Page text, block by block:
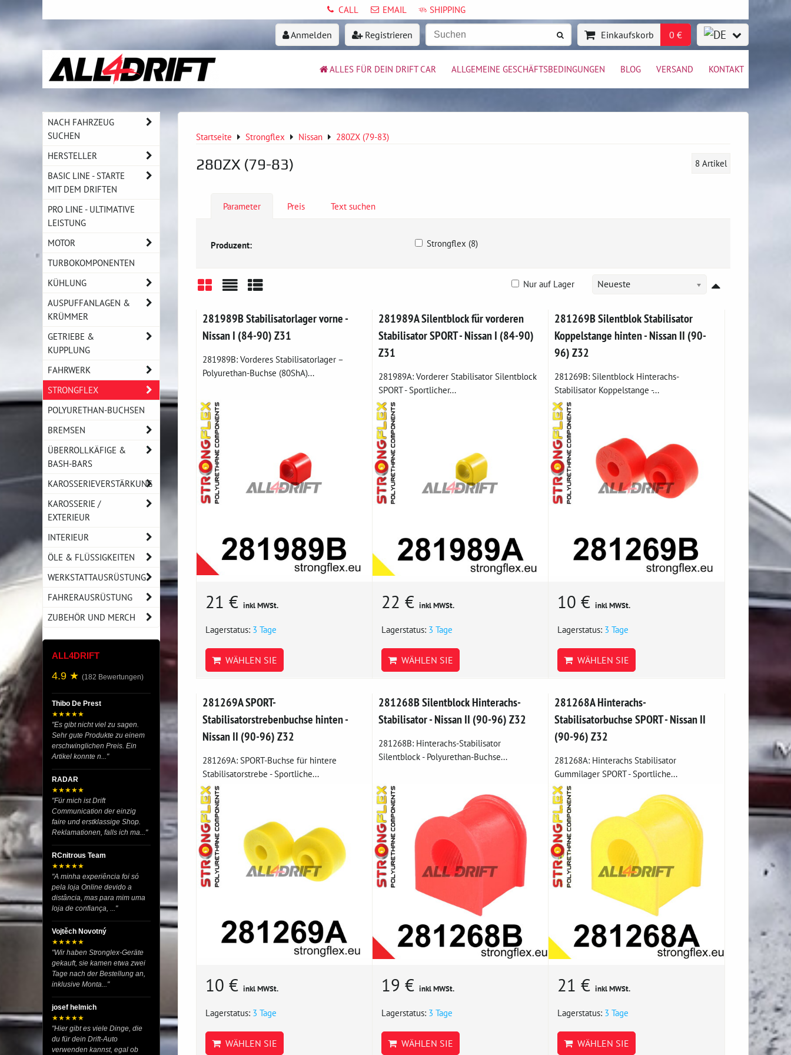
CALL EMAIL SHIPPING
Anmelden Registrieren Einkaufskorb 0 €
ALLES FÜR DEIN DRIFT CAR ALLGEMEINE GESCHÄFTSBEDINGUNGEN BLOG VERSAND KONTAKT
Startseite Strongflex Nissan 280ZX (79-83)
280ZX (79-83) 8 Artikel
Parameter Preis Text suchen
Produzent: Strongflex (8)
Neueste
Nur auf Lager
281989B Stabilisatorlager vorne -
Nissan I (84-90) Z31
281989B: Vorderes Stabilisatorlager –
Polyurethan-Buchse (80ShA)...
21 € inkl MWSt.
Lagerstatus: 3 Tage
WÄHLEN SIE
281989A Silentblock für vorderen
Stabilisator SPORT - Nissan I (84-90)
Z31
281989A: Vorderer Stabilisator Silentblock
SPORT - Sportlicher...
22 € inkl MWSt.
Lagerstatus: 3 Tage
WÄHLEN SIE
281269B Silentblok Stabilisator
Koppelstange hinten - Nissan II (90-
96) Z32
281269B: Silentblock Hinterachs-
Stabilisator Koppelstange -...
10 €inkl MWSt.
Lagerstatus: 3 Tage
WÄHLEN SIE
281269A SPORT-
Stabilisatorstrebenbuchse hinten -
Nissan II (90-96) Z32
281269A: SPORT-Buchse für hintere
Stabilisatorstrebe - Sportliche...
10 € inkl MWSt.
Lagerstatus: 3 Tage
WÄHLEN SIE
281268B Silentblock Hinterachs-
Stabilisator - Nissan II (90-96) Z32
281268B: Hinterachs-Stabilisator
Silentblock - Polyurethan-Buchse...
19 € inkl MWSt.
Lagerstatus: 3 Tage
WÄHLEN SIE
281268A Hinterachs-
Stabilisatorbuchse SPORT - Nissan II
(90-96) Z32
281268A: Hinterachs Stabilisator
Gummilager SPORT - Sportliche...
21 €inkl MWSt.
Lagerstatus: 3 Tage
WÄHLEN SIE
NACH FAHRZEUG
SUCHEN
HERSTELLER
BASIC LINE - STARTE
MIT DEM DRIFTEN
PRO LINE - ULTIMATIVE
LEISTUNG
MOTOR
TURBOKOMPONENTEN
KÜHLUNG
AUSPUFFANLAGEN &
KRÜMMER
GETRIEBE &
KUPPLUNG
FAHRWERK
STRONGFLEX
POLYURETHAN-BUCHSEN
BREMSEN
ÜBERROLLKÄFIGE &
BASH-BARS
KAROSSERIEVERSTÄRKUNG
KAROSSERIE /
EXTERIEUR
INTERIEUR
ÖLE & FLÜSSIGKEITEN
WERKSTATTAUSRÜSTUNG
FAHRERAUSRÜSTUNG
ZUBEHÖR UND MERCH
ALL4DRIFT
4.9 ★ (182 Bewertungen)
Thibo De Prest
★★★★★
"Es gibt nicht viel zu sagen.
Sehr gute Produkte zu einem
erschwinglichen Preis. Ein
Artikel konnte n..."
RADAR
★★★★★
"Für mich ist Drift
Communication der einzig
faire und erstklassige Shop.
Reklamationen, falls ich ma..."
RCnitrous Team
★★★★★
"A minha experiência foi só
pela loja Online devido a
distância, mas para mim uma
loja de confiança, ..."
Vojtěch Novotný
★★★★★
"Wir haben Stronglex-Geräte
gekauft, sie kamen etwa zwei
Tage nach der Bestellung an,
inklusive Monta..."
josef helmich
★★★★★
"Hier gibt es viele Dinge, die
du für dein Drift-Auto
verwenden kannst, egal ob